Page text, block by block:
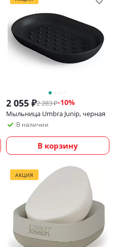
2 055 ₽2 283₽-10%
Мыльница Umbra Junip, черная
В наличии
В корзину
АКЦИЯ